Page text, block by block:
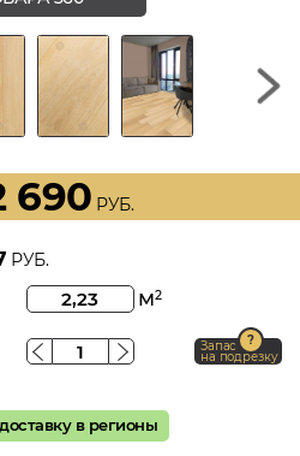
690 РУБ.
РУБ.
м2
Запас
на подрезку
в регионы